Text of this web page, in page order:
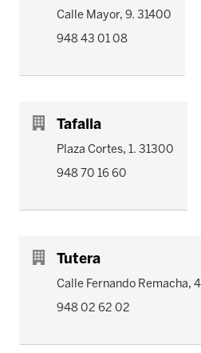
Calle Mayor, 9. 31400
948 43 01 08
Tafalla
Plaza Cortes, 1. 31300
948 70 16 60
Tutera
Calle Fernando Remacha,
948 02 62 02